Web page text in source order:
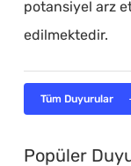
potansiyel arz
edilmektedir.
Tüm Duyurular
Popüler